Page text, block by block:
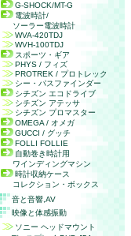
G-SHOCK/MT-G
電波時計/
ソーラー電波時計
WVA-420TDJ
WVH-100TDJ
スポーツ・ギア
PHYS / フィズ
PROTREK / プロトレック
シー・パスファインダー
シチズン エコドライブ
シチズン アテッサ
シチズン プロマスター
OMEGA / オメガ
GUCCI / グッチ
FOLLI FOLLIE
自動巻き時計用
ワインディングマシン
時計収納ケース
コレクション・ボックス
音と音響, AV
映像と体感振動
ソニー ヘッドマウント